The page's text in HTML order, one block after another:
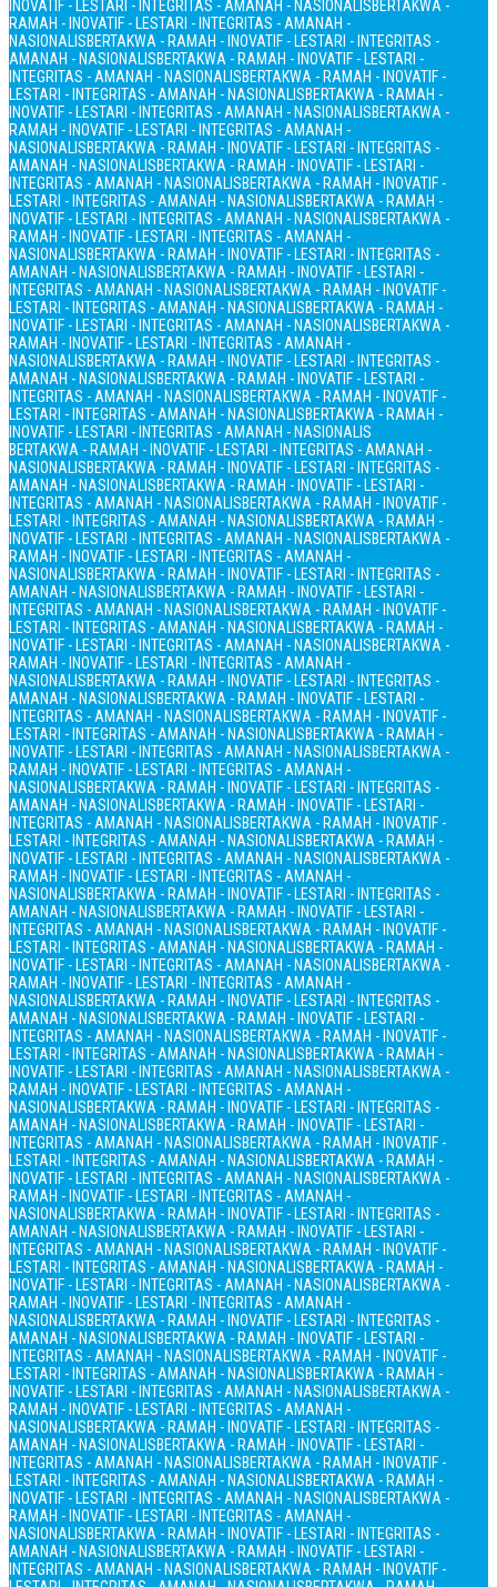
INOVATIF - LESTARI - INTEGRITAS - AMANAH - NASIONALISBERTAKWA -
RAMAH - INOVATIF - LESTARI - INTEGRITAS - AMANAH -
NASIONALISBERTAKWA - RAMAH - INOVATIF - LESTARI - INTEGRITAS -
AMANAH - NASIONALISBERTAKWA - RAMAH - INOVATIF - LESTARI -
INTEGRITAS - AMANAH - NASIONALISBERTAKWA - RAMAH - INOVATIF -
LESTARI - INTEGRITAS - AMANAH - NASIONALISBERTAKWA - RAMAH -
INOVATIF - LESTARI - INTEGRITAS - AMANAH - NASIONALISBERTAKWA -
RAMAH - INOVATIF - LESTARI - INTEGRITAS - AMANAH -
NASIONALISBERTAKWA - RAMAH - INOVATIF - LESTARI - INTEGRITAS -
AMANAH - NASIONALISBERTAKWA - RAMAH - INOVATIF - LESTARI -
INTEGRITAS - AMANAH - NASIONALISBERTAKWA - RAMAH - INOVATIF -
LESTARI - INTEGRITAS - AMANAH - NASIONALISBERTAKWA - RAMAH -
INOVATIF - LESTARI - INTEGRITAS - AMANAH - NASIONALISBERTAKWA -
RAMAH - INOVATIF - LESTARI - INTEGRITAS - AMANAH -
NASIONALISBERTAKWA - RAMAH - INOVATIF - LESTARI - INTEGRITAS -
AMANAH - NASIONALISBERTAKWA - RAMAH - INOVATIF - LESTARI -
INTEGRITAS - AMANAH - NASIONALISBERTAKWA - RAMAH - INOVATIF -
LESTARI - INTEGRITAS - AMANAH - NASIONALISBERTAKWA - RAMAH -
INOVATIF - LESTARI - INTEGRITAS - AMANAH - NASIONALISBERTAKWA -
RAMAH - INOVATIF - LESTARI - INTEGRITAS - AMANAH -
NASIONALISBERTAKWA - RAMAH - INOVATIF - LESTARI - INTEGRITAS -
AMANAH - NASIONALISBERTAKWA - RAMAH - INOVATIF - LESTARI -
INTEGRITAS - AMANAH - NASIONALISBERTAKWA - RAMAH - INOVATIF -
LESTARI - INTEGRITAS - AMANAH - NASIONALISBERTAKWA - RAMAH -
INOVATIF - LESTARI - INTEGRITAS - AMANAH - NASIONALIS
BERTAKWA - RAMAH - INOVATIF - LESTARI - INTEGRITAS - AMANAH -
NASIONALISBERTAKWA - RAMAH - INOVATIF - LESTARI - INTEGRITAS -
AMANAH - NASIONALISBERTAKWA - RAMAH - INOVATIF - LESTARI -
INTEGRITAS - AMANAH - NASIONALISBERTAKWA - RAMAH - INOVATIF -
LESTARI - INTEGRITAS - AMANAH - NASIONALISBERTAKWA - RAMAH -
INOVATIF - LESTARI - INTEGRITAS - AMANAH - NASIONALISBERTAKWA -
RAMAH - INOVATIF - LESTARI - INTEGRITAS - AMANAH -
NASIONALISBERTAKWA - RAMAH - INOVATIF - LESTARI - INTEGRITAS -
AMANAH - NASIONALISBERTAKWA - RAMAH - INOVATIF - LESTARI -
INTEGRITAS - AMANAH - NASIONALISBERTAKWA - RAMAH - INOVATIF -
LESTARI - INTEGRITAS - AMANAH - NASIONALISBERTAKWA - RAMAH -
INOVATIF - LESTARI - INTEGRITAS - AMANAH - NASIONALISBERTAKWA -
RAMAH - INOVATIF - LESTARI - INTEGRITAS - AMANAH -
NASIONALISBERTAKWA - RAMAH - INOVATIF - LESTARI - INTEGRITAS -
AMANAH - NASIONALISBERTAKWA - RAMAH - INOVATIF - LESTARI -
INTEGRITAS - AMANAH - NASIONALISBERTAKWA - RAMAH - INOVATIF -
LESTARI - INTEGRITAS - AMANAH - NASIONALISBERTAKWA - RAMAH -
INOVATIF - LESTARI - INTEGRITAS - AMANAH - NASIONALISBERTAKWA -
RAMAH - INOVATIF - LESTARI - INTEGRITAS - AMANAH -
NASIONALISBERTAKWA - RAMAH - INOVATIF - LESTARI - INTEGRITAS -
AMANAH - NASIONALISBERTAKWA - RAMAH - INOVATIF - LESTARI -
INTEGRITAS - AMANAH - NASIONALISBERTAKWA - RAMAH - INOVATIF -
LESTARI - INTEGRITAS - AMANAH - NASIONALISBERTAKWA - RAMAH -
INOVATIF - LESTARI - INTEGRITAS - AMANAH - NASIONALISBERTAKWA -
RAMAH - INOVATIF - LESTARI - INTEGRITAS - AMANAH -
NASIONALISBERTAKWA - RAMAH - INOVATIF - LESTARI - INTEGRITAS -
AMANAH - NASIONALISBERTAKWA - RAMAH - INOVATIF - LESTARI -
INTEGRITAS - AMANAH - NASIONALISBERTAKWA - RAMAH - INOVATIF -
LESTARI - INTEGRITAS - AMANAH - NASIONALISBERTAKWA - RAMAH -
INOVATIF - LESTARI - INTEGRITAS - AMANAH - NASIONALISBERTAKWA -
RAMAH - INOVATIF - LESTARI - INTEGRITAS - AMANAH -
NASIONALISBERTAKWA - RAMAH - INOVATIF - LESTARI - INTEGRITAS -
AMANAH - NASIONALISBERTAKWA - RAMAH - INOVATIF - LESTARI -
INTEGRITAS - AMANAH - NASIONALISBERTAKWA - RAMAH - INOVATIF -
LESTARI - INTEGRITAS - AMANAH - NASIONALISBERTAKWA - RAMAH -
INOVATIF - LESTARI - INTEGRITAS - AMANAH - NASIONALISBERTAKWA -
RAMAH - INOVATIF - LESTARI - INTEGRITAS - AMANAH -
NASIONALISBERTAKWA - RAMAH - INOVATIF - LESTARI - INTEGRITAS -
AMANAH - NASIONALISBERTAKWA - RAMAH - INOVATIF - LESTARI -
INTEGRITAS - AMANAH - NASIONALISBERTAKWA - RAMAH - INOVATIF -
LESTARI - INTEGRITAS - AMANAH - NASIONALISBERTAKWA - RAMAH -
INOVATIF - LESTARI - INTEGRITAS - AMANAH - NASIONALISBERTAKWA -
RAMAH - INOVATIF - LESTARI - INTEGRITAS - AMANAH -
NASIONALISBERTAKWA - RAMAH - INOVATIF - LESTARI - INTEGRITAS -
AMANAH - NASIONALISBERTAKWA - RAMAH - INOVATIF - LESTARI -
INTEGRITAS - AMANAH - NASIONALISBERTAKWA - RAMAH - INOVATIF -
LESTARI - INTEGRITAS - AMANAH - NASIONALISBERTAKWA - RAMAH -
INOVATIF - LESTARI - INTEGRITAS - AMANAH - NASIONALISBERTAKWA -
RAMAH - INOVATIF - LESTARI - INTEGRITAS - AMANAH -
NASIONALISBERTAKWA - RAMAH - INOVATIF - LESTARI - INTEGRITAS -
AMANAH - NASIONALISBERTAKWA - RAMAH - INOVATIF - LESTARI -
INTEGRITAS - AMANAH - NASIONALISBERTAKWA - RAMAH - INOVATIF -
LESTARI - INTEGRITAS - AMANAH - NASIONALISBERTAKWA - RAMAH -
INOVATIF - LESTARI - INTEGRITAS - AMANAH - NASIONALISBERTAKWA -
RAMAH - INOVATIF - LESTARI - INTEGRITAS - AMANAH -
NASIONALISBERTAKWA - RAMAH - INOVATIF - LESTARI - INTEGRITAS -
AMANAH - NASIONALISBERTAKWA - RAMAH - INOVATIF - LESTARI -
INTEGRITAS - AMANAH - NASIONALISBERTAKWA - RAMAH - INOVATIF -
LESTARI - INTEGRITAS - AMANAH - NASIONALISBERTAKWA - RAMAH -
INOVATIF - LESTARI - INTEGRITAS - AMANAH - NASIONALISBERTAKWA -
RAMAH - INOVATIF - LESTARI - INTEGRITAS - AMANAH -
NASIONALISBERTAKWA - RAMAH - INOVATIF - LESTARI - INTEGRITAS -
AMANAH - NASIONALISBERTAKWA - RAMAH - INOVATIF - LESTARI -
INTEGRITAS - AMANAH - NASIONALISBERTAKWA - RAMAH - INOVATIF -